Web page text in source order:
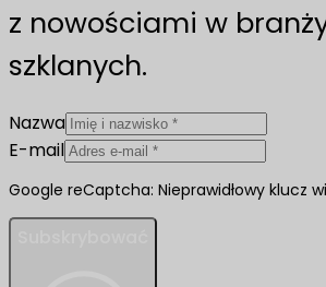
z nowościami w
szklanych.
Nazwa
E-mail
Google reCaptcha: Nieprawidłowy klucz